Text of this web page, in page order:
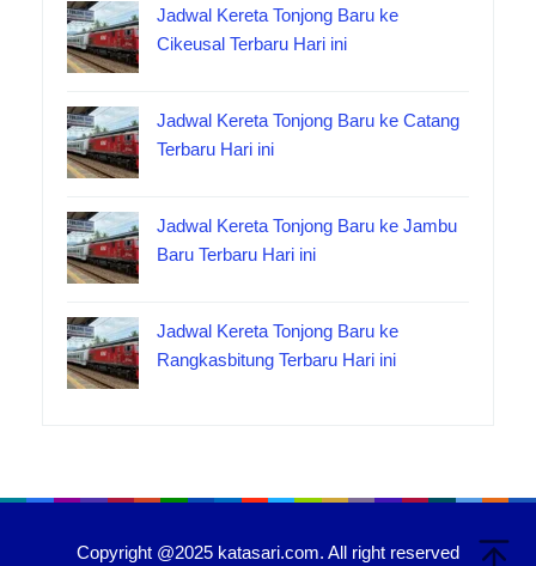
Jadwal Kereta Tonjong Baru ke
Cikeusal Terbaru Hari ini
Jadwal Kereta Tonjong Baru ke Catang
Terbaru Hari ini
Jadwal Kereta Tonjong Baru ke Jambu
Baru Terbaru Hari ini
Jadwal Kereta Tonjong Baru ke
Rangkasbitung Terbaru Hari ini
Copyright @2025 katasari.com. All right reserved